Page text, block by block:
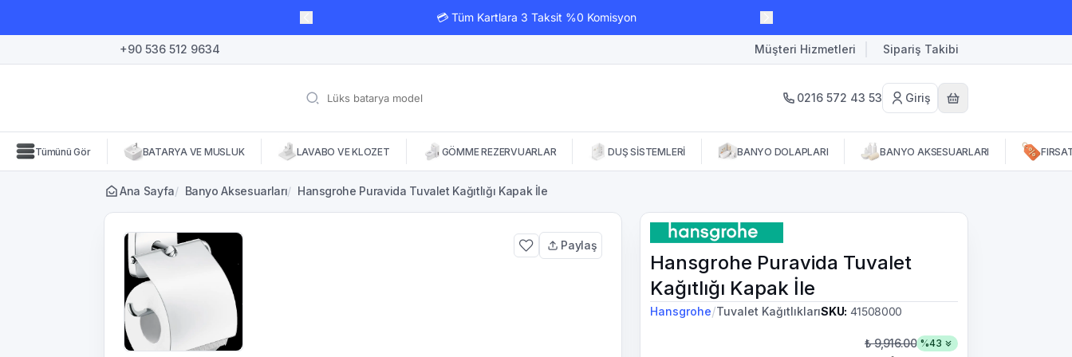
💳 Tüm Kartlara 3 Taksit %0 Komisyon
+90 536 512 9634 Müşteri Hizmetleri Sipariş Takibi
0216 572 43 53 Giriş
Tümünü Gör BATARYA VE MUSLUK LAVABO VE KLOZET GÖMME REZERVUARLAR DUŞ SİSTEMLERİ BANYO DOLAPLARI BANYO AKSESUARLARI
Ana Sayfa/ Banyo Aksesuarları/ Hansgrohe Puravida Tuvalet Kağıtlığı Kapak İle
Paylaş
Hansgrohe Puravida Tuvalet
Kağıtlığı Kapak İle
Hansgrohe/Tuvalet KağıtlıklarıSKU: 41508000
₺ 9,916.00 %43